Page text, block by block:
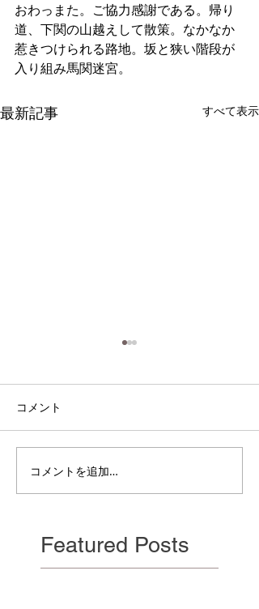
おわっまた。ご協力感謝である。帰り
道、下関の山越えして散策。なかなか
惹きつけられる路地。坂と狭い階段が
入り組み馬関迷宮。
最新記事 すべて表示
コメント
コメントを追加…
Featured Posts